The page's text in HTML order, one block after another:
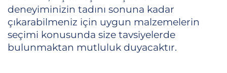
deneyiminizin tadını sonuna kadar
çıkarabilmeniz için uygun malzemelerin
seçimi konusunda size tavsiyelerde
bulunmaktan mutluluk duyacaktır.